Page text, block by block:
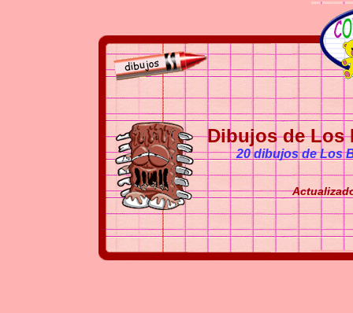
Dibujos de Los
20 dibujos de Los